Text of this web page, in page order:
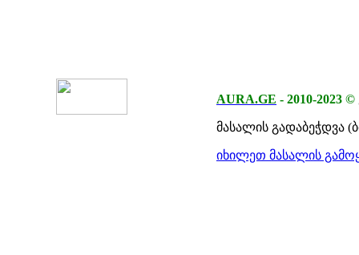
AURA.GE - 2010-2023 ©
მასალის გადაბეჭდვა
იხილეთ მასალის